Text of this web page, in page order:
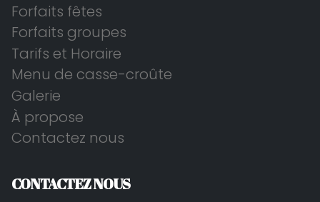
Forfaits fêtes
Forfaits groupes
Tarifs et Horaire
Menu de casse-croûte
Galerie
À propose
Contactez nous
CONTACTEZ NOUS